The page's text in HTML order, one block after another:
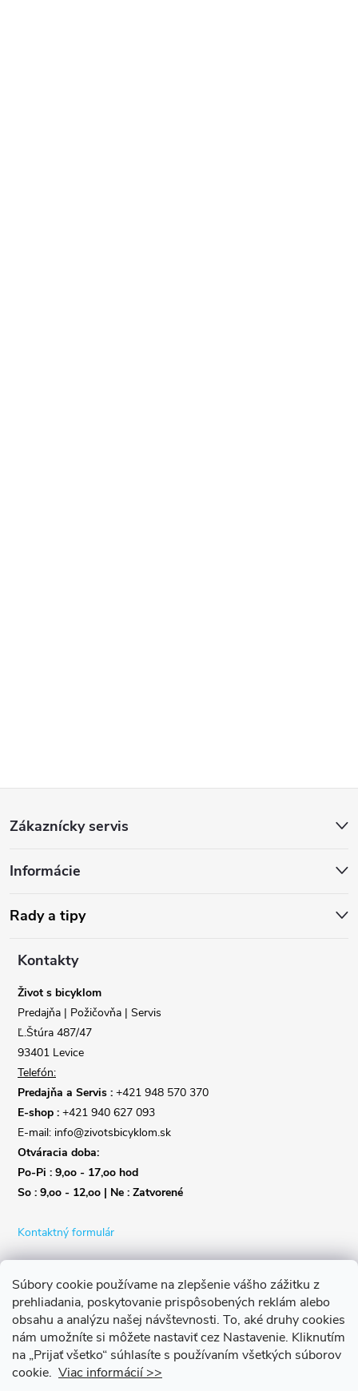
Súbory cookie používame na zlepšenie vášho zážitku z
prehliadania, poskytovanie prispôsobených reklám alebo
obsahu a analýzu našej návštevnosti. To, aké druhy cookies
nám umožníte si môžete nastaviť cez Nastavenie. Kliknutím
na „Prijať všetko“ súhlasíte s používaním všetkých súborov
cookie. Viac informácií >>
p
ä
Zákaznícky servis
Informácie
Rady a tipy
Kontakty
Život s bicyklom
Predajňa | Požičovňa | Servis
Ľ.Štúra 487/47
93401 Levice
Telefón:
Predajňa a Servis : +421 948 570 370
E-shop : +421 940 627 093
E-mail: info@zivotsbicyklom.sk
Otváracia doba:
Po-Pi : 9,oo - 17,oo hod
So : 9,oo - 12,oo | Ne : Zatvorené
Kontaktný formulár